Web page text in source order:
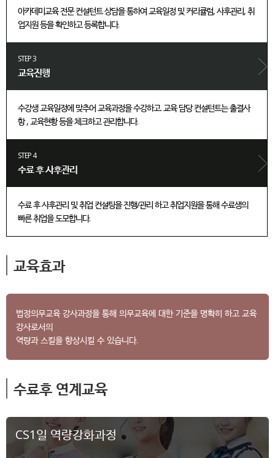
아카데미교육 전문 컨설턴트 상담을 통하여 교육일정 및 커리큘럼, 사후관리, 취
업지원 등을 확인하고 등록합니다.
STEP 3
교육진행
수강생 교육일정에 맞추어 교육과정을 수강하고. 교육 담당 컨설턴트는 출결사
항 , 교육현황 등을 체크하고 관리합니다.
STEP 4
수료 후 사후관리
수료 후 사후관리 및 취업 컨설팅을 진행/관리 하고 취업지원을 통해 수료생의
빠른 취업을 도모합니다.
교육효과
법정의무교육 강사과정을 통해 의무교육에 대한 기준을 명확히 하고 교육
강사로서의
역량과 스킬을 향상시킬 수 있습니다.
수료후 연계교육
CS1일 역량강화과정